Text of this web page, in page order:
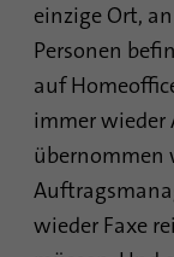
einzige Ort,
Personen
auf
immer wieder
übernommen
wieder Faxe